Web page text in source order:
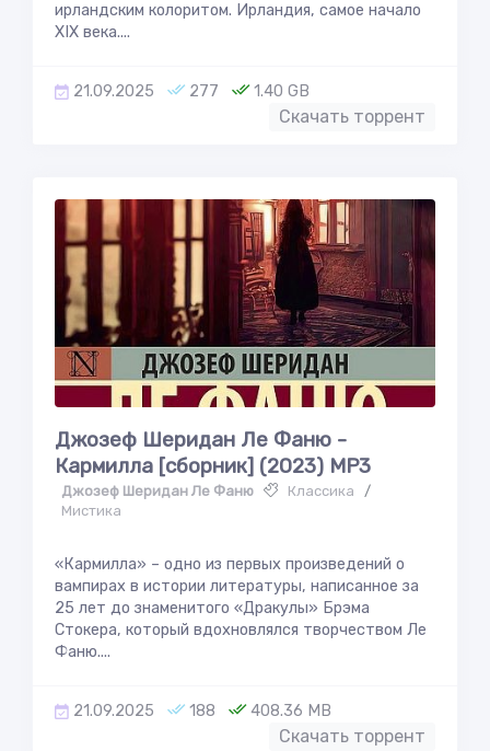
ирландским колоритом. Ирландия, самое начало
XIX века....
21.09.2025 277 1.40 GB
Скачать торрент
Джозеф Шеридан Ле Фаню -
Кармилла [сборник] (2023) MP3
Джозеф Шеридан Ле Фаню Классика
/
Мистика
«Кармилла» – одно из первых произведений о
вампирах в истории литературы, написанное за
25 лет до знаменитого «Дракулы» Брэма
Стокера, который вдохновлялся творчеством Ле
Фаню....
21.09.2025 188 408.36 MB
Скачать торрент